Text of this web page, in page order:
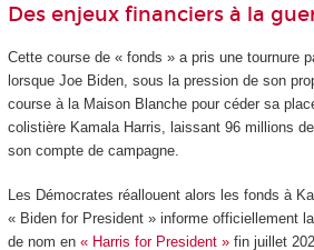
Des enjeux financiers à la
Cette course de « fonds » a pris une tournure
lorsque Joe Biden, sous la pression de son
course à la Maison Blanche pour céder sa
colistière Kamala Harris, laissant 96 millions
son compte de campagne.
Les Démocrates réallouent alors les fonds à
« Biden for President » informe officiellement
de nom en « Harris for President »fin juillet